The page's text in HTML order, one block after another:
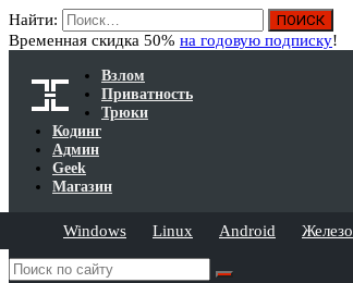
Найти:
Временная скидка 50% на годовую подписку!
Взлом
Приватность
Трюки
Кодинг
Админ
Geek
Магазин
Windows Linux Android Железо